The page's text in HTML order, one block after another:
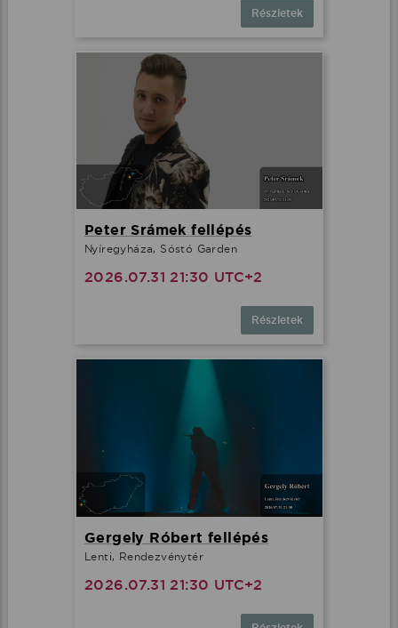
Részletek
Peter Srámek fellépés
Nyíregyháza, Sóstó Garden
2026.07.31 21:30 UTC+2
Részletek
Gergely Róbert fellépés
Lenti, Rendezvénytér
2026.07.31 21:30 UTC+2